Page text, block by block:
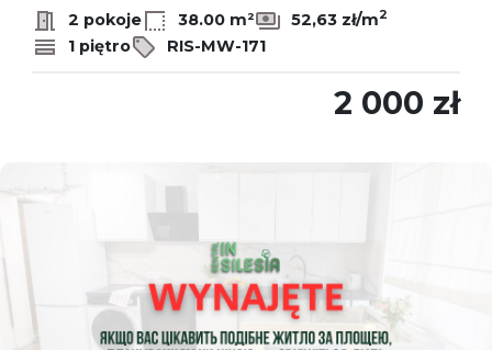
2 pokoje 38.00 m² 52,63 zł/m2
1 piętro RIS-MW-171
2 000 zł